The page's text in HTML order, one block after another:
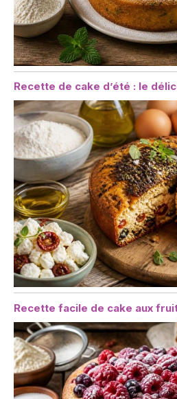
Recette de cake d’été : le
Recette facile de cake aux